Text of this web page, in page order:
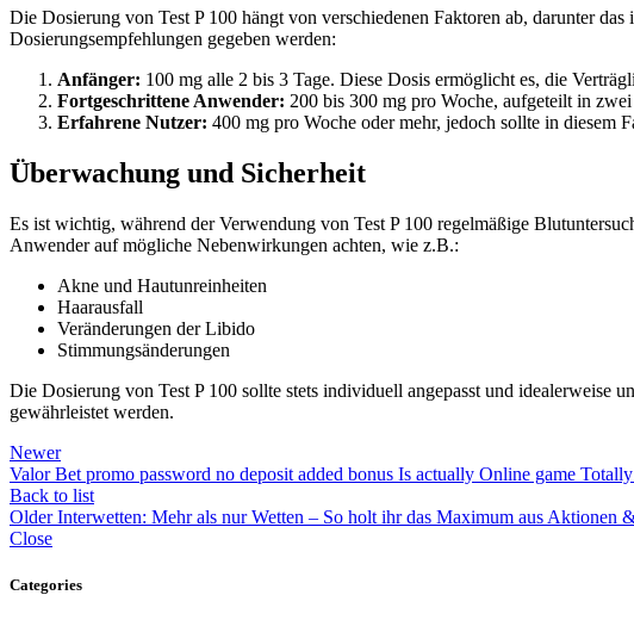
Die Dosierung von Test P 100 hängt von verschiedenen Faktoren ab, darunter
Dosierungsempfehlungen gegeben werden:
Anfänger: 100 mg alle 2 bis 3 Tage. Diese Dosis ermöglicht es, die
Fortgeschrittene Anwender: 200 bis 300 mg pro Woche, aufgeteilt in
Erfahrene Nutzer: 400 mg pro Woche oder mehr, jedoch sollte in diesem
Überwachung und Sicherheit
Es ist wichtig, während der Verwendung von Test P 100 regelmäßige
Anwender auf mögliche Nebenwirkungen achten, wie z.B.:
Akne und Hautunreinheiten
Haarausfall
Veränderungen der Libido
Stimmungsänderungen
Die Dosierung von Test P 100 sollte stets individuell angepasst und idealerweise
gewährleistet werden.
Newer
Valor Bet promo password no deposit added bonus Is actually Online game
Back to list
Older Interwetten: Mehr als nur Wetten – So holt ihr das Maximum aus Aktionen
Close
Categories